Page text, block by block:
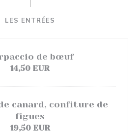
LES ENTRÉES
de bœuf
14,50 EUR
canard, confiture de
figues
19,50 EUR